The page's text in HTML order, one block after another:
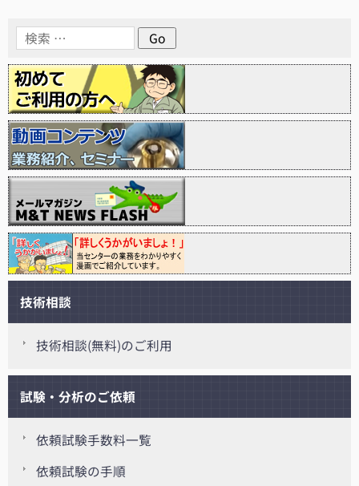
技術相談
技術相談(無料)のご利用
試験・分析のご依頼
依頼試験手数料一覧
依頼試験の手順